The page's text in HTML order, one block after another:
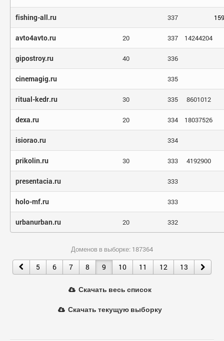
fishing-all.ru 337 159
avto4avto.ru 20 337 14244204
gipostroy.ru 40 336
cinemagig.ru 335
ritual-kedr.ru 30 335 8601012
dexa.ru 20 334 18037526
isiorao.ru 334
prikolin.ru 30 333 4192900
presentacia.ru 333
holo-mf.ru 333
urbanurban.ru 20 332
Доменов в выборке: 187364
5 6 7 8 9 10 11 12 13
Скачать весь список
Скачать текущую выборку